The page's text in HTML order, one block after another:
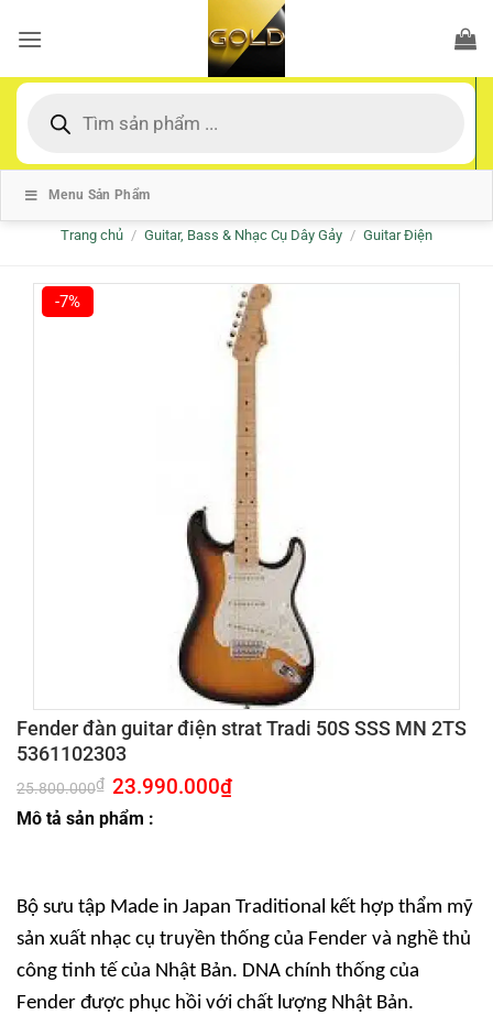
qua
dung
kiếm
Menu Sản Phẩm
Trang chủ / Guitar, Bass & Nhạc Cụ Dây Gảy / Guitar Điện
-7%
Fender đàn guitar điện strat Tradi 50S SSS MN 2TS
5361102303
25.800.000₫ Giá
gốc
là:
25.800.000₫.
23.990.000₫Giá
Mô tả sản phẩm :
Bộ sưu tập Made in Japan Traditional kết hợp thẩm mỹ
sản xuất nhạc cụ truyền thống của Fender và nghề thủ
công tinh tế của Nhật Bản. DNA chính thống của
Fender được phục hồi với chất lượng Nhật Bản.